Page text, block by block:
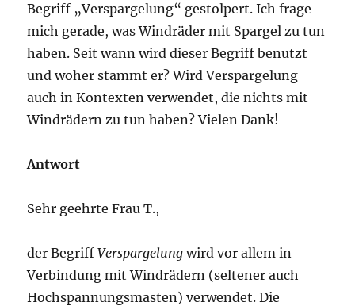
Begriff „Verspargelung“ gestolpert. Ich frage
mich gerade, was Windräder mit Spargel zu tun
haben. Seit wann wird dieser Begriff benutzt
und woher stammt er? Wird Verspargelung
auch in Kontexten verwendet, die nichts mit
Windrädern zu tun haben? Vielen Dank!
Antwort
Sehr geehrte Frau T.,
der BegriffVerspargelung wird vor allem in
Verbindung mit Windrädern (seltener auch
Hochspannungsmasten) verwendet. Die